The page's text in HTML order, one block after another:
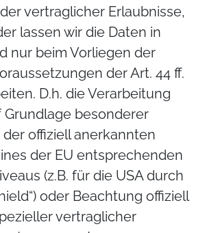
vertraglicher Erlaubnisse,
lassen wir die Daten in
nur beim Vorliegen der
der Art. 44 ff.
D.h. die Verarbeitung
Grundlage besonderer
der offiziell anerkannten
der EU entsprechenden
(z.B. für die USA durch
oder Beachtung offiziell
vertraglicher